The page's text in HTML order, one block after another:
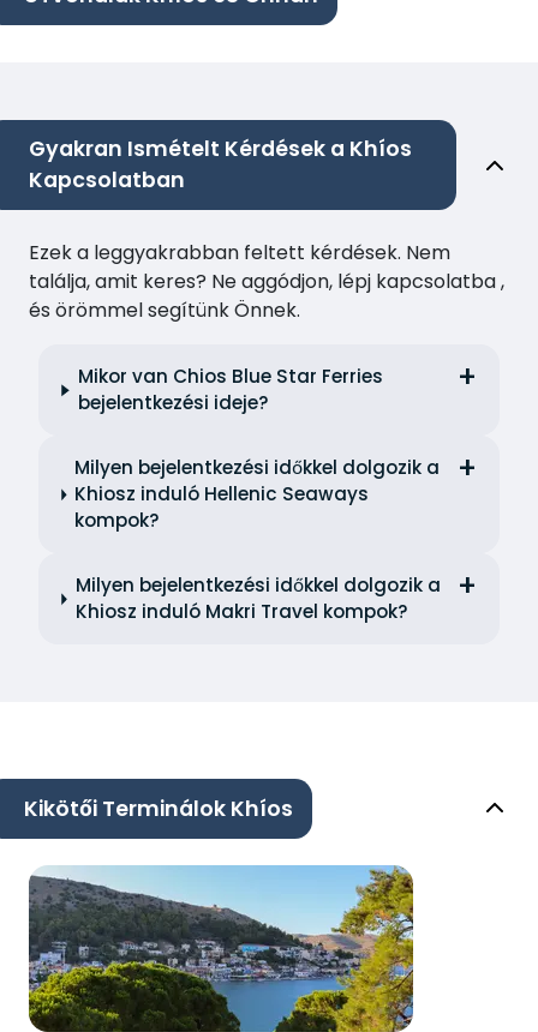
Gyakran Ismételt Kérdések a Khíos
Kapcsolatban
Ezek a leggyakrabban feltett kérdések. Nem
találja, amit keres? Ne aggódjon, lépj kapcsolatba ,
és örömmel segítünk Önnek.
Mikor van Chios Blue Star Ferries
bejelentkezési ideje?
Milyen bejelentkezési időkkel dolgozik a
Khiosz induló Hellenic Seaways
kompok?
Milyen bejelentkezési időkkel dolgozik a
Khiosz induló Makri Travel kompok?
Kikötői Terminálok Khíos